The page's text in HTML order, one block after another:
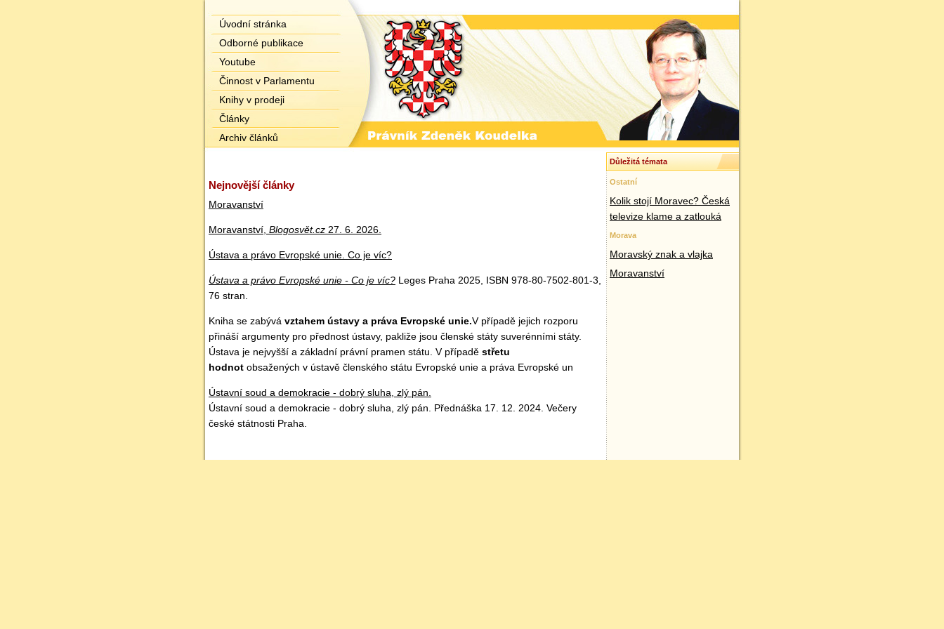
Úvodní stránka
Odborné publikace
Youtube
Činnost v Parlamentu
Knihy v prodeji
Články
Archiv článků
Důležitá témata
Ostatní
Kolik stojí Moravec? Česká
televize klame a zatlouká
Morava
Moravský znak a vlajka
Moravanství
Nejnovější články
Moravanství
Moravanství, Blogosvět.cz 27. 6. 2026.
Ústava a právo Evropské unie. Co je víc?
Ústava a právo Evropské unie - Co je víc? Leges Praha 2025, ISBN 978-80-7502-801-3,
76 stran.
Kniha se zabývá vztahem ústavy a práva Evropské unie.V případě jejich rozporu
přináší argumenty pro přednost ústavy, pakliže jsou členské státy suverénními státy.
Ústava je nejvyšší a základní právní pramen státu. V případě střetu
hodnot obsažených v ústavě členského státu Evropské unie a práva Evropské un
Ústavní soud a demokracie - dobrý sluha, zlý pán.
Ústavní soud a demokracie - dobrý sluha, zlý pán. Přednáška 17. 12. 2024. Večery
české státnosti Praha.